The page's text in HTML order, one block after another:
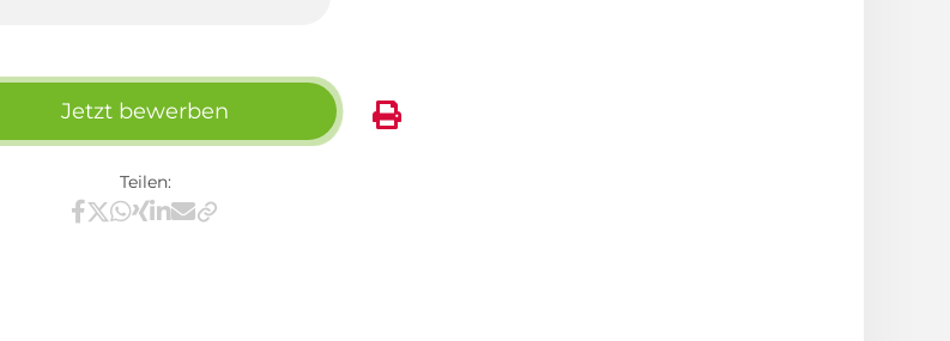
Jetzt bewerben
Teilen:
Teilen via Facebook
Teilen via X / Twitter
Teilen via WhatsApp
Teilen via Xing
Teilen via LinkedIn
Teilen via E-Mail